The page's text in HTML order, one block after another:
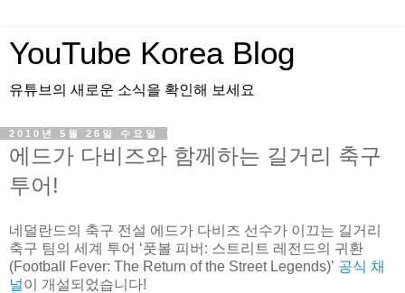
YouTube Korea Blog
유튜브의 새로운 소식을 확인해 보세요
2010년 5월 26일 수요일
에드가 다비즈와 함께하는 길거리 축구
투어!
네덜란드의 축구 전설 에드가 다비즈 선수가 이끄는 길거리
축구 팀의 세계 투어 ‘풋볼 피버: 스트리트 레전드의 귀환
(Football Fever: The Return of the Street Legends)’ 공식 채
널이 개설되었습니다!